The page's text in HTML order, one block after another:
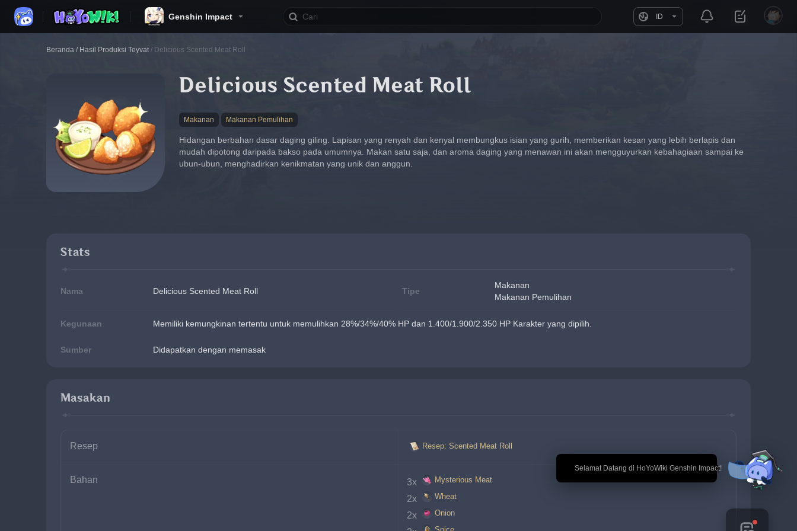
Genshin Impact ID
🎉 Selamat Datang di HoYoWiki Genshin Impact!
Beranda / Hasil Produksi Teyvat / Delicious Scented Meat Roll
Delicious Scented Meat Roll
Makanan Makanan Pemulihan
Hidangan berbahan dasar daging giling. Lapisan yang renyah dan kenyal membungkus isian yang gurih, memberikan kesan yang lebih berlapis dan
mudah dipotong daripada bakso pada umumnya. Makan satu saja, dan aroma daging yang menawan ini akan mengguyurkan kebahagiaan sampai ke
ubun-ubun, menghadirkan kenikmatan yang unik dan anggun.
Stats
Nama Delicious Scented Meat Roll Tipe
Makanan
Makanan Pemulihan
Kegunaan Memiliki kemungkinan tertentu untuk memulihkan 28%/34%/40% HP dan 1.400/1.900/2.350 HP Karakter yang dipilih.
Sumber Didapatkan dengan memasak
Masakan
Resep Resep: Scented Meat Roll
Bahan 3x Mysterious Meat
2x Wheat
2x Onion